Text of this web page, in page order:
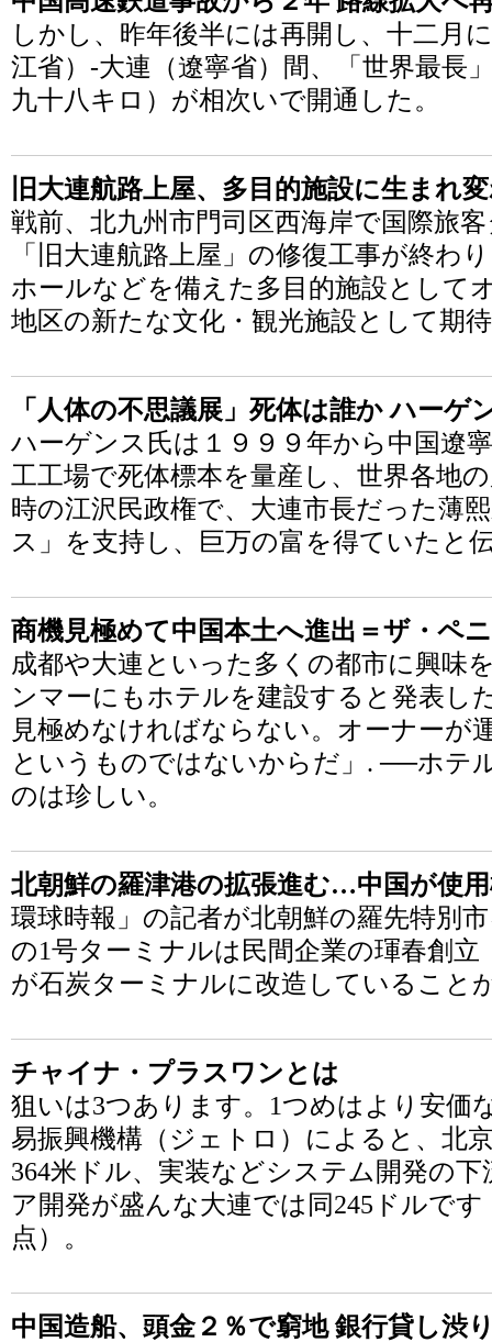
しかし、昨年後半には再開し、十二月
江省）-大連（遼寧省）間、「世界最長
九十八キロ）が相次いで開通した。
旧大連航路上屋、多目的施設に生まれ
戦前、北九州市門司区西海岸で国際旅
「旧大連航路上屋」の修復工事が終わ
ホールなどを備えた多目的施設として
地区の新たな文化・観光施設として期
「人体の不思議展」死体は誰か ハーゲ
ハーゲンス氏は１９９９年から中国遼
工工場で死体標本を量産し、世界各地
時の江沢民政権で、大連市長だった薄
ス」を支持し、巨万の富を得ていたと
商機見極めて中国本土へ進出＝ザ・ペ
成都や大連といった多くの都市に興味
ンマーにもホテルを建設すると発表し
見極めなければならない。オーナーが
というものではないからだ」. ──ホテ
のは珍しい。
北朝鮮の羅津港の拡張進む…中国が使
環球時報」の記者が北朝鮮の羅先特別
の1号ターミナルは民間企業の琿春創立
が石炭ターミナルに改造していること
チャイナ・プラスワンとは
狙いは3つあります。1つめはより安価
易振興機構（ジェトロ）によると、北
364米ドル、実装などシステム開発の
ア開発が盛んな大連では同245ドルです
点）。
中国造船、頭金２％で窮地 銀行貸し渋